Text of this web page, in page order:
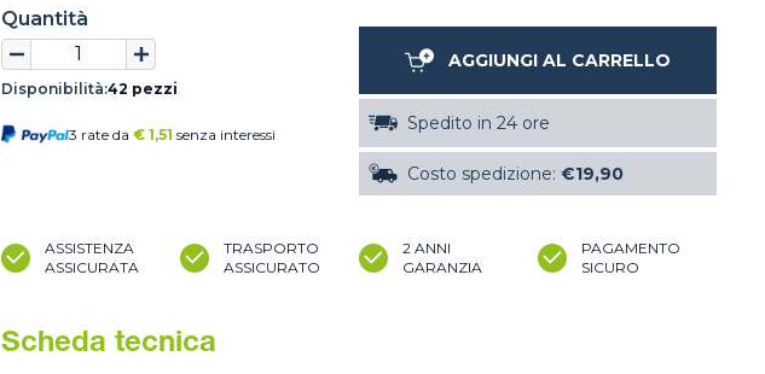
Quantità
Disponibilità:42 pezzi
3 rate da € 1,51 senza interessi
AGGIUNGI AL CARRELLO
Spedito in 24 ore
Costo spedizione: €19,90
ASSISTENZA
ASSICURATA
TRASPORTO
ASSICURATO
2 ANNI
GARANZIA
PAGAMENTO
SICURO
Scheda tecnica